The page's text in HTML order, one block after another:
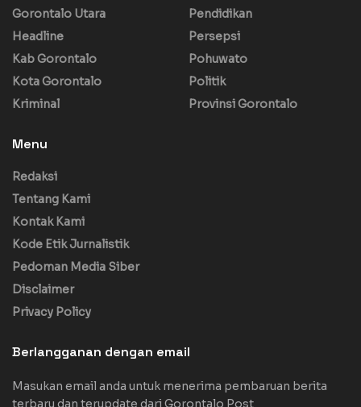
Gorontalo Utara
Headline
Kab Gorontalo
Kota Gorontalo
Kriminal
Pendidikan
Persepsi
Pohuwato
Politik
Provinsi Gorontalo
Menu
Redaksi
Tentang Kami
Kontak Kami
Kode Etik Jurnalistik
Pedoman Media Siber
Disclaimer
Privacy Policy
Berlangganan dengan email
Masukan email anda untuk menerima pembaruan berita
terbaru dan terupdate dari Gorontalo Post